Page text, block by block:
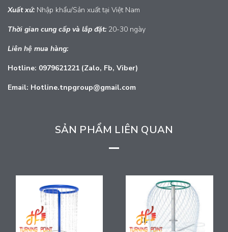
Xuấtxứ:Nhập khẩu/Sản xuất tại Việt Nam
Thời gian cung cấp và lắp đặt:20-30 ngày
Liên hệ mua hàng:
Hotline: 0979621221 (Zalo, Fb, Viber)
Email: Hotline.tnpgroup@gmail.com
SẢN PHẨM LIÊN QUAN